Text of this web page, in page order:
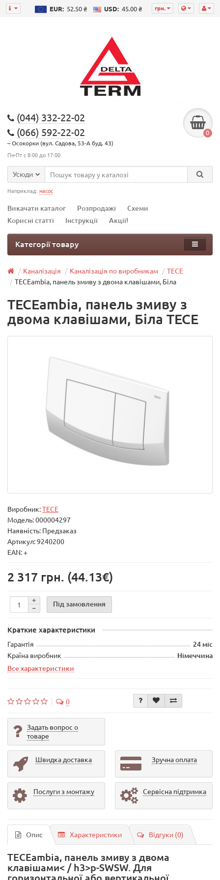
грн.
EUR: 52.50 ₴ USD: 45.00 ₴
(044) 332-22-02
(066) 592-22-02
– Осокорки (вул. Садова, 53-А буд. 43)
Пн-Пт с 8:00 до 17:00
0
Усюди
Наприклад: насос
Викачати каталог Розпродажі
Схеми
Корисні статті
Інструкції Акції!
Категорії товару
Каналізація Каналізація по виробникам
TECE
TECEambia, панель змиву з двома клавішами, Біла
TECEambia, панель змиву з
двома клавішами, Біла TECE
Виробник:TECE
Модель:000004297
Наявність: Предзаказ
Артикул: 9240200
EAN: +
2 317 грн. (44.13€)
Під замовлення
Краткие характеристики
Гарантія 24 міс
Країна виробник
Німеччина
Все характеристики
0
Задать вопрос о
товаре
Швидка доставка Зручна оплата
Послуги з монтажу Сервісна підтримка
Опис Характеристики Відгуки (0)
TECEambia, панель змиву з двома
клавішами< / h3>p-SWSW. Для